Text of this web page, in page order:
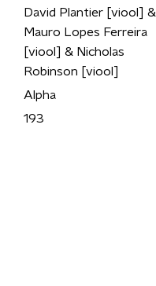
David Plantier [viool] &
Mauro Lopes Ferreira
[viool] & Nicholas
Robinson [viool]
Alpha
193